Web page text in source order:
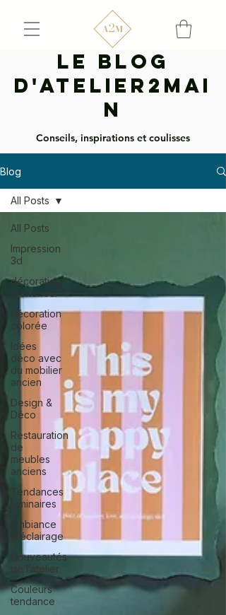
Le Blog
d'Atelier2mai
n
Conseils, inspirations et coulisses
Blog
All Posts
Impression
3d
décoration
d'intérieur
décoration
colorée
Idées
déco avec
du mobilier
ancien
Design &
Déco
Restauration
de
meubles
anciens
Tendances
luminaires
Ambiance
& éclairage
Nouveautés
de l’atelier
Couleurs
tendance
All Posts